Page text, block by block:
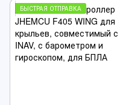
БЫСТРАЯ ОТПРАВКА